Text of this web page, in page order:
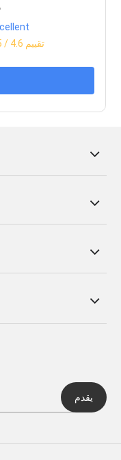
:تقييم 4.6 / 5 (مرتكز على
يقدم